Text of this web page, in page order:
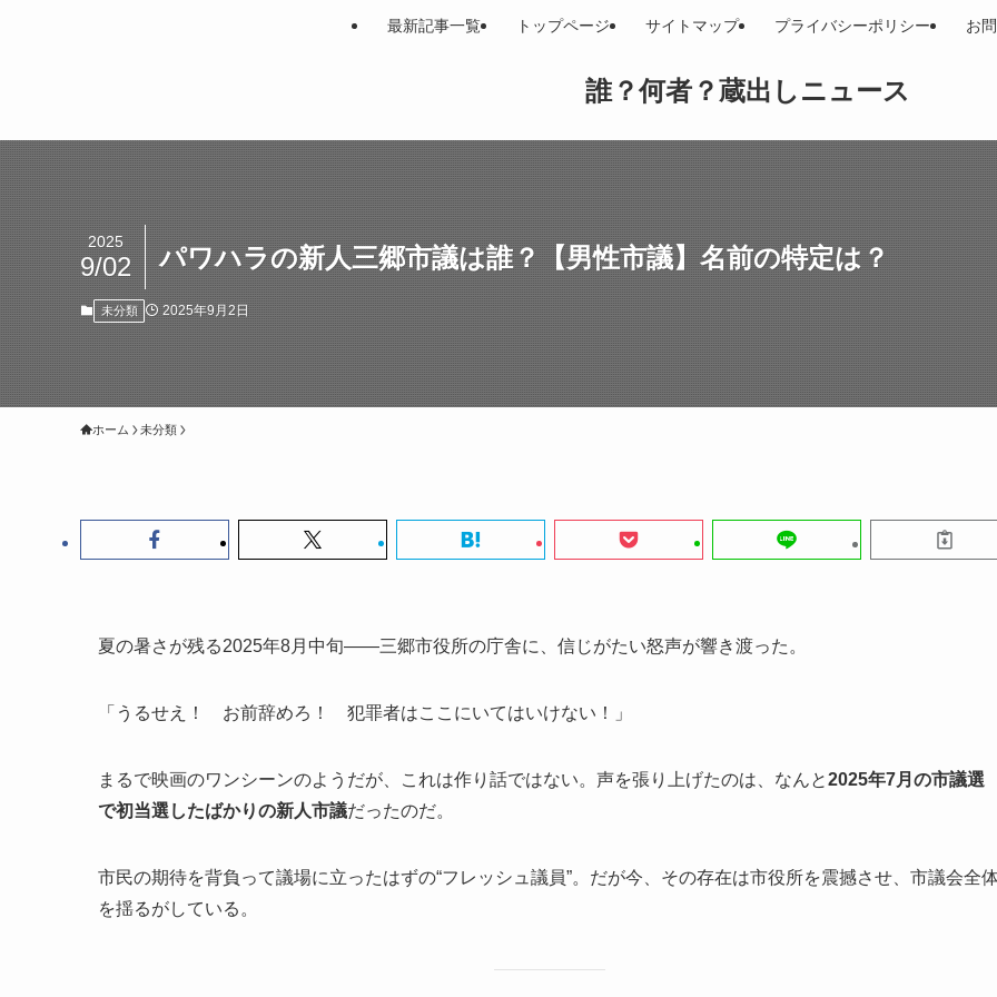
誰？何者？蔵出しニュース
最新記事一覧 トップページ サイトマップ プライバシーポリシー お
パワハラの新人三郷市議は誰？【男性市議】名前の特定は？
2025
9/02
未分類 2025年9月2日
ホーム 未分類
夏の暑さが残る2025年8月中旬――三郷市役所の庁舎に、信じがたい怒声が響き渡った。
「うるせえ！ お前辞めろ！ 犯罪者はここにいてはいけない！」
まるで映画のワンシーンのようだが、これは作り話ではない。声を張り上げたのは、なんと2025年7月の市議選
で初当選したばかりの新人市議だったのだ。
市民の期待を背負って議場に立ったはずの“フレッシュ議員”。だが今、その存在は市役所を震撼させ、市議会全
を揺るがしている。